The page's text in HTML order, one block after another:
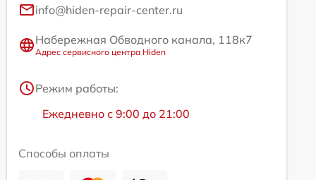
info@hiden-repair-center.ru
Набережная Обводного канала, 118к7
Адрес сервисного центра Hiden
Режим работы:
Ежедневно с 9:00 до 21:00
Способы оплаты